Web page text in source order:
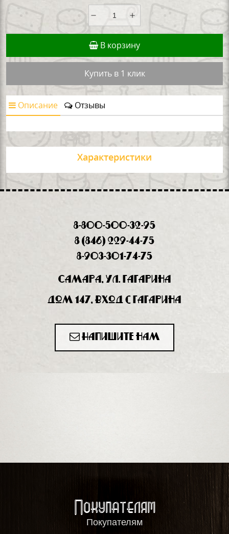
В корзину
Купить в 1 клик
Описание Отзывы
Характеристики
8-800-500-32-95
8 (846) 229-44-75
8-903-301-74-75
Самара, ул. Гагарина
дом 147, вход с Гагарина
Напишите нам
Покупателям
Покупателям